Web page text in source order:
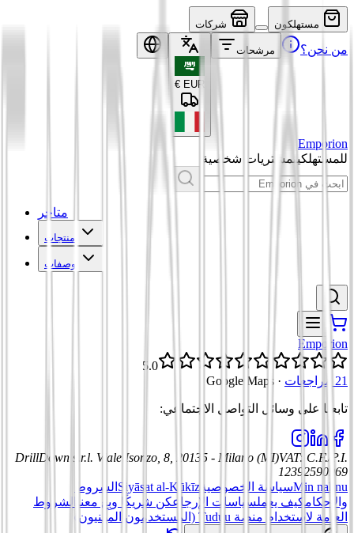
مستهلكون شركات
من نحن؟ مرشحات
EUR
€
Emporion
للمستهلكينمشتريات شخصية
متاجر
منتجات
وصفات
Emporion
5.0
21 مراجعات
·
Google Maps
تابعنا على وسائل التواصل الاجتماعي:
DrillDown s.r.l. Viale Isonzo, 8, 20135 - Milano (MI)VAT: C.F./P.I.
12392590969
Min nahnuسياسة الخصوصية Siyāsat al-Kūkīz الشروط
والأحكامكيف يعملسياسات الإرجاعكن شريكًا وبِع معنا
الشروط
العامة لاستخدام منصة Tuduu (المستخدمون المهنيون)